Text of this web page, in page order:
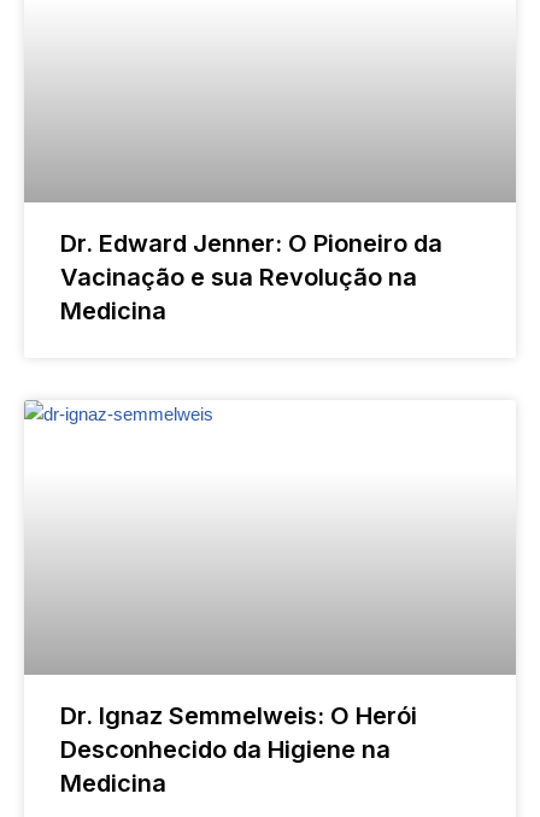
Dr. Edward Jenner: O Pioneiro da
Vacinação e sua Revolução na
Medicina
Dr. Ignaz Semmelweis: O Herói
Desconhecido da Higiene na
Medicina